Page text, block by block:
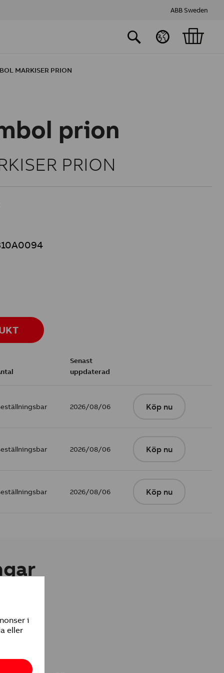
ABB Sweden
MARKISER PRION
prion
PRION
Senast
uppdaterad
2026/08/06 Köp nu
2026/08/06 Köp nu
2026/08/06 Köp nu